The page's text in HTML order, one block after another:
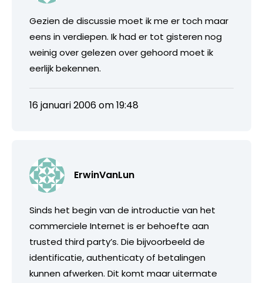
Gezien de discussie moet ik me er toch maar
eens in verdiepen. Ik had er tot gisteren nog
weinig over gelezen over gehoord moet ik
eerlijk bekennen.
16 januari 2006 om 19:48
ErwinVanLun
Sinds het begin van de introductie van het
commerciele Internet is er behoefte aan
trusted third party’s. Die bijvoorbeeld de
identificatie, authenticaty of betalingen
kunnen afwerken. Dit komt maar uitermate